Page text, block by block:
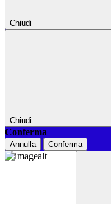
Chiudi
Chiudi
Conferma
Annulla Conferma